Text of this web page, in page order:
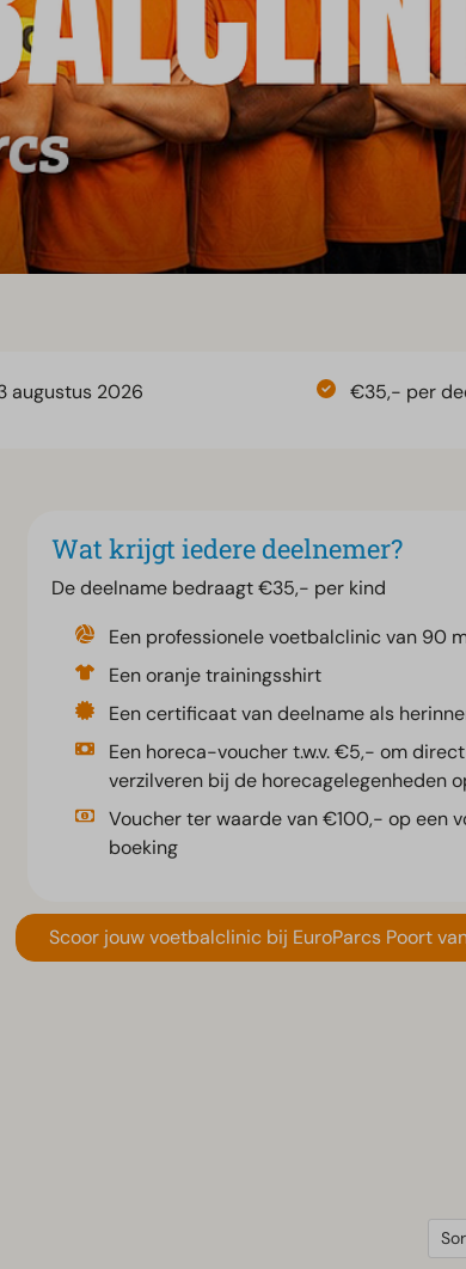
augustus 2026 €35,- per
Wat krijgt iedere deelnemer?
De deelname bedraagt €35,- per kind
Een professionele voetbalclinic van 90
Een oranje trainingsshirt
Een certificaat van deelname als
Een horeca-voucher t.w.v. €5,- om
verzilveren bij de horecagelegenheden
Voucher ter waarde van €100,- op een
boeking
Scoor jouw voetbalclinic bij EuroParcs Poort